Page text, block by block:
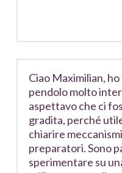
Ciao Maximilian,
pendolo molto
aspettavo che ci
gradita, perché
chiarire
preparatori. Sono
sperimentare su